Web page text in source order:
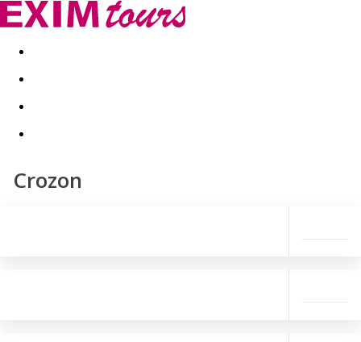
Akční nabídky Last minute
Crozon